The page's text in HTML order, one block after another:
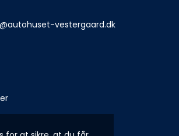
vestergaard.dk